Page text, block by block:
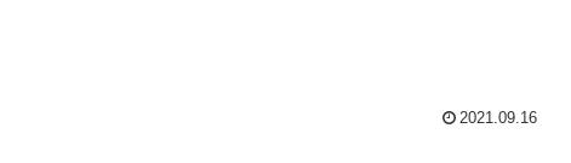
2021.09.16